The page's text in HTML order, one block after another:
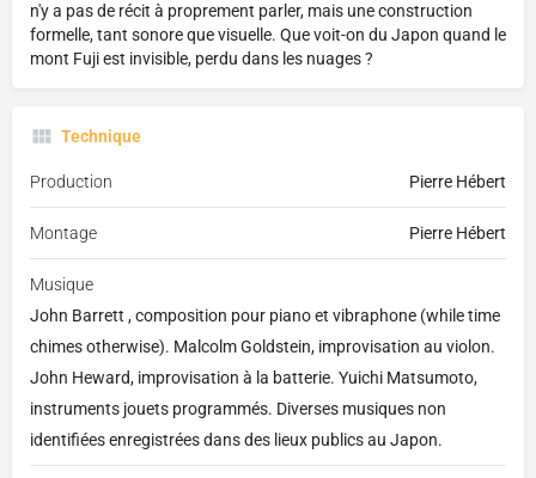
n'y a pas de récit à proprement parler, mais une construction
formelle, tant sonore que visuelle. Que voit-on du Japon quand le
mont Fuji est invisible, perdu dans les nuages ?
Technique
Production Pierre Hébert
Montage Pierre Hébert
Musique
John Barrett , composition pour piano et vibraphone (while time
chimes otherwise). Malcolm Goldstein, improvisation au violon.
John Heward, improvisation à la batterie. Yuichi Matsumoto,
instruments jouets programmés. Diverses musiques non
identifiées enregistrées dans des lieux publics au Japon.